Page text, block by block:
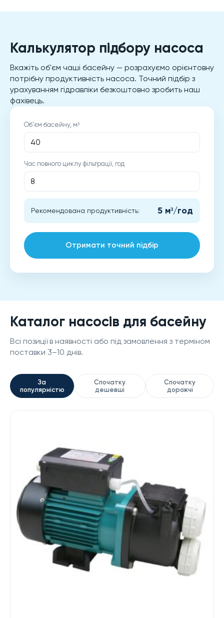
Калькулятор підбору насоса
Вкажіть об'єм чаші басейну — розрахуємо орієнтовну
потрібну продуктивність насоса. Точний підбір з
урахуванням гідравліки безкоштовно зробить наш
фахівець.
Об'єм басейну, м³
Час повного циклу фільтрації, год
Рекомендована продуктивність: 5 м³/год
Отримати точний підбір
Каталог насосів для басейну
Всі позиції в наявності або під замовлення з терміном
поставки 3–10 днів.
За
популярністю
Спочатку
дешевші
Спочатку
дорожчі